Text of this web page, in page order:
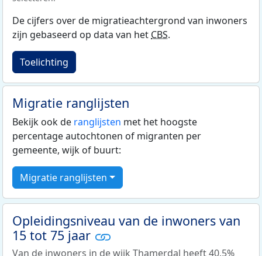
De cijfers over de migratieachtergrond van inwoners
zijn gebaseerd op data van het CBS.
Toelichting
Migratie ranglijsten
Bekijk ook de ranglijsten met het hoogste
percentage autochtonen of migranten per
gemeente, wijk of buurt:
Migratie ranglijsten
Opleidingsniveau van de inwoners van
15 tot 75 jaar
Van de inwoners in de wijk Thamerdal heeft 40,5%